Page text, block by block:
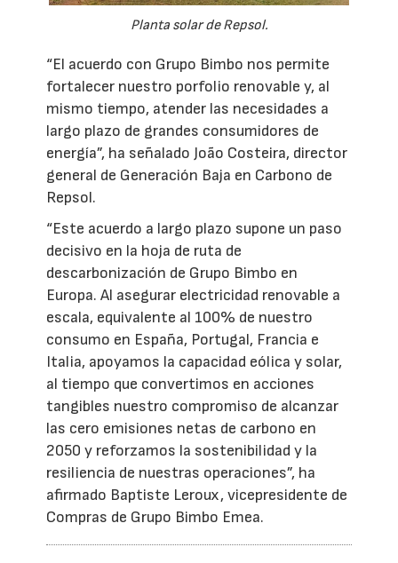
Planta solar de Repsol.
“El acuerdo con Grupo Bimbo nos permite
fortalecer nuestro porfolio renovable y, al
mismo tiempo, atender las necesidades a
largo plazo de grandes consumidores de
energía”, ha señalado João Costeira, director
general de Generación Baja en Carbono de
Repsol.
“Este acuerdo a largo plazo supone un paso
decisivo en la hoja de ruta de
descarbonización de Grupo Bimbo en
Europa. Al asegurar electricidad renovable a
escala, equivalente al 100% de nuestro
consumo en España, Portugal, Francia e
Italia, apoyamos la capacidad eólica y solar,
al tiempo que convertimos en acciones
tangibles nuestro compromiso de alcanzar
las cero emisiones netas de carbono en
2050 y reforzamos la sostenibilidad y la
resiliencia de nuestras operaciones”, ha
afirmado Baptiste Leroux, vicepresidente de
Compras de Grupo Bimbo Emea.